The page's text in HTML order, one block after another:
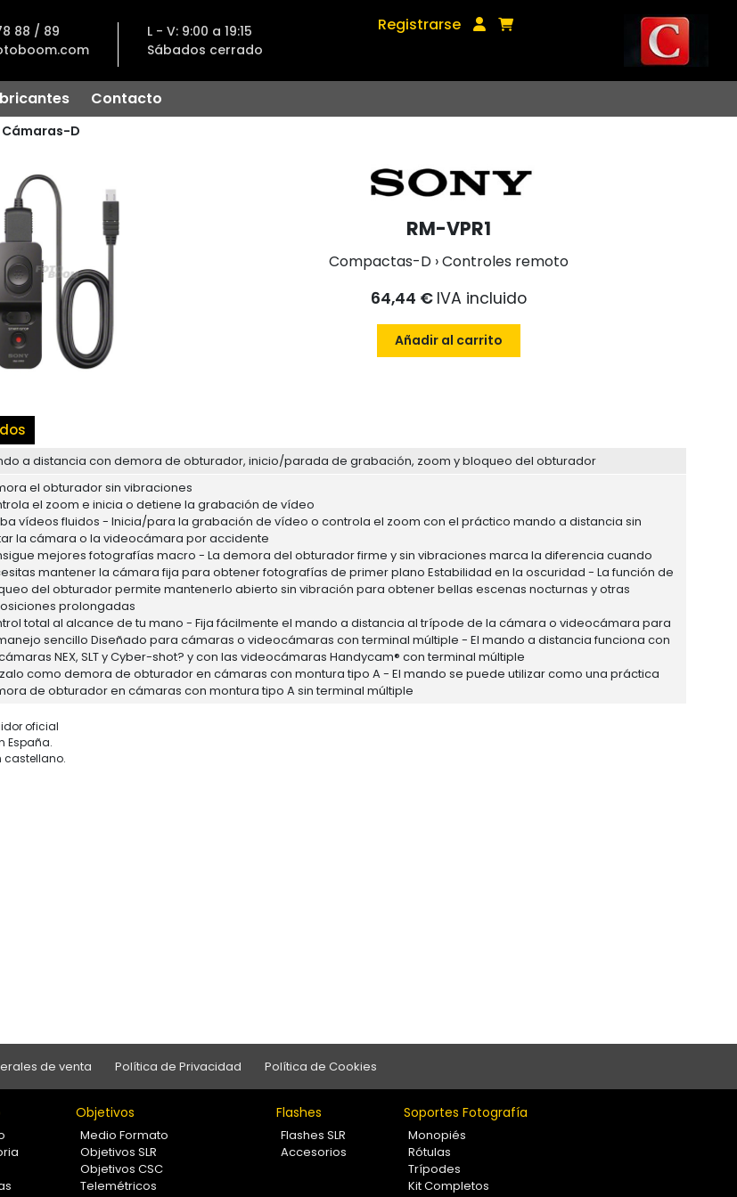
88 / 89
L - V: 9:00 a 19:15
Sábados cerrado
Registrarse
Contacto
D
RM-VPR1
Compactas-D › Controles remoto
64,44 € IVA incluido
Añadir al carrito
a distancia con demora de obturador, inicio/parada de grabación, zoom y bloqueo del obturador
el obturador sin vibraciones
el zoom e inicia o detiene la grabación de vídeo
vídeos fluidos - Inicia/para la grabación de vídeo o controla el zoom con el práctico mando a distancia sin
la cámara o la videocámara por accidente
mejores fotografías macro - La demora del obturador firme y sin vibraciones marca la diferencia cuando
mantener la cámara fija para obtener fotografías de primer plano Estabilidad en la oscuridad - La función de
del obturador permite mantenerlo abierto sin vibración para obtener bellas escenas nocturnas y otras
prolongadas
total al alcance de tu mano - Fija fácilmente el mando a distancia al trípode de la cámara o videocámara para
sencillo Diseñado para cámaras o videocámaras con terminal múltiple - El mando a distancia funciona con
NEX, SLT y Cyber-shot? y con las videocámaras Handycam® con terminal múltiple
como demora de obturador en cámaras con montura tipo A - El mando se puede utilizar como una práctica
de obturador en cámaras con montura tipo A sin terminal múltiple
oficial
España.
castellano.
de venta Política de Privacidad Política de Cookies
Objetivos
Medio Formato
Objetivos SLR
Objetivos CSC
Telemétricos
Flashes
Flashes SLR
Accesorios
Soportes Fotografía
Monopiés
Rótulas
Trípodes
Kit Completos